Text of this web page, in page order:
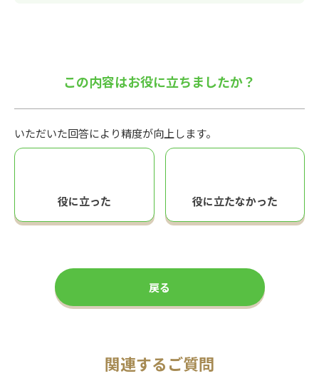
この内容はお役に立ちましたか？
いただいた回答により精度が向上します。
役に立った 役に立たなかった
戻る
関連するご質問